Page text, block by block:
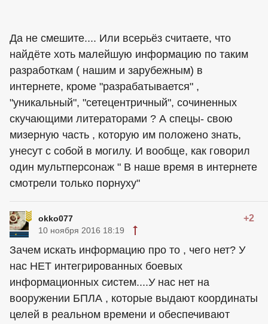
Да не смешите.... Или всерьёз считаете, что
найдёте хоть малейшую информацию по таким
разработкам ( нашим и зарубежным) в
интернете, кроме "разрабатывается" ,
"уникальный", "сетецентричный", сочиненных
скучающими литераторами ? А спецы- свою
мизерную часть , которую им положено знать,
унесут с собой в могилу. И вообще, как говорил
один мультперсонаж " В наше время в интернете
смотрели только порнуху"
okko077 +2
10 ноября 2016 18:19
Зачем искать информацию про то , чего нет? У
нас НЕТ интегрированных боевых
информационных систем....У нас нет на
вооружении БПЛА , которые выдают координаты
целей в реальном времени и обеспечивают